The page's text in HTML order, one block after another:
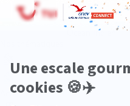
Océan Indien
Actif